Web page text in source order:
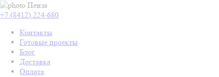
Пенза
+7 (8412) 224-680
Контакты
Готовые проекты
Блог
Доставка
Оплата